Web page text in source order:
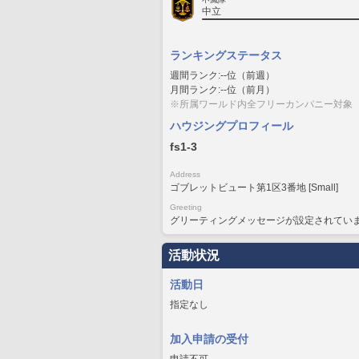
中立
ランキングステータス
週間ランク:--位（前週）
月間ランク:--位（前月）
※所属ワールド内全フリーカンパニー対象
ハウジングプロフィール
fs1-3
Address
ゴブレットビュート第1区3番地 [Small]
Greeting
グリーティングメッセージが設定されてい
活動状況
活動日
指定なし
加入申請の受付